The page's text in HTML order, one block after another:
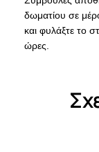
δωματίου σε
και φυλάξτε το
ώρες.